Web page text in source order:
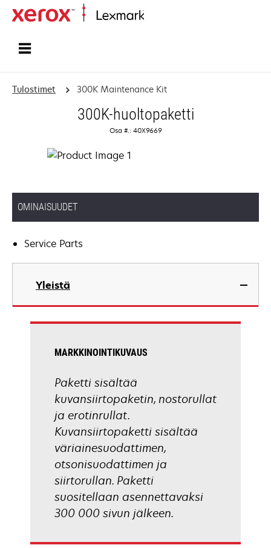
Tulostimet 300K Maintenance Kit
300K-huoltopaketti
Osa #.: 40X9669
OMINAISUUDET
Service Parts
Yleistä
MARKKINOINTIKUVAUS
Paketti sisältää
kuvansiirtopaketin, nostorullat
ja erotinrullat.
Kuvansiirtopaketti sisältää
väriainesuodattimen,
otsonisuodattimen ja
siirtorullan. Paketti
suositellaan asennettavaksi
300 000 sivun jälkeen.